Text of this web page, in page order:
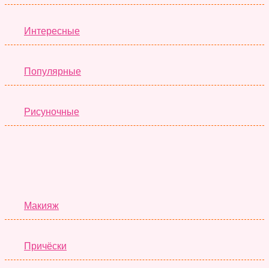
Интересные
Популярные
Рисуночные
Макияж
Причёски